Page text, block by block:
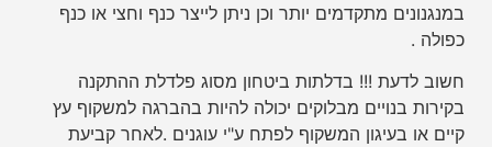
במנגנונים מתקדמים יותר וכן ניתן לייצר כנף וחצי או כנף
כפולה .
חשוב לדעת !!! בדלתות ביטחון מסוג פלדלת ההתקנה
בקירות בנויים מבלוקים יכולה להיות בהברגה למשקוף עץ
קיים או בעיגון המשקוף לפתח ע"י עוגנים .לאחר קביעת